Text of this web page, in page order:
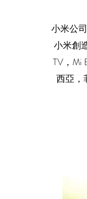
小米公
小米創
TV，Mi
西亞，